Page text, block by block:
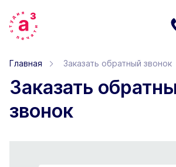
Главная Заказать обратный звонок
Заказать
звонок